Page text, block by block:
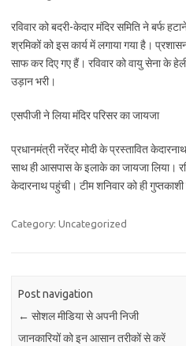
रविवार को बदरी-केदार मंदिर समिति ने बर्फ
श्रमिकों को इस कार्य में लगाया गया है।
साफ कर दिए गए हैं। रविवार को वायु सेना के
उड़ान भरी।
एसपीजी ने लिया मंदिर परिसर का जायजा
प्रधानमंत्री नरेंद्र मोदी के प्रस्तावित
साथ ही आसपास के इलाके का जायजा लिया।
केदारनाथ पहुंची। टीम शनिवार को ही
Category: Uncategorized
Post navigation
← सोशल मीडिया से अपनी निजी
जानकारियों को इन आसान तरीकों से करें